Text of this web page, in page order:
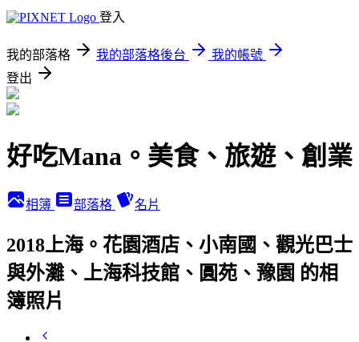
登入
我的部落格 我的部落格後台
我的帳號
登出
好吃Mana。美食、旅遊、創業
相簿 部落格 名片
2018上海。花園酒店、小南國、觀光巴士
與外灘、上海科技館、圓苑、豫園 的相
簿照片